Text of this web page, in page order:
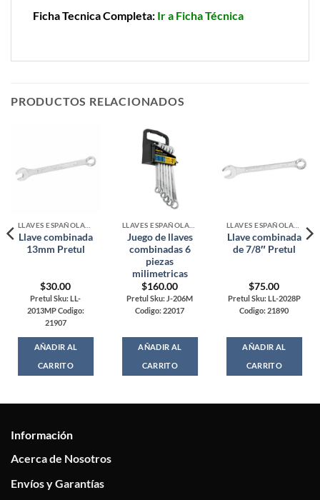
Ficha Tecnica Completa: Ir a Ficha Técnica
PRODUCTOS RELACIONADOS
Llave combinada
13mm Pretul
$30.00
Pretul Sku: LL-
2013MP Codigo:
21907
AÑADIR AL
CARRITO
Juego de llaves
combinadas 6
piezas
milimetricas
$160.00
Pretul Sku: J-206M
Codigo: 22017
AÑADIR AL
CARRITO
Llave combinada
de 7/8″ Pretul
$75.00
Pretul Sku: LL-2028P
Codigo: 21890
AÑADIR AL
CARRITO
Información
Acerca de Nosotros
Envíos y Garantías